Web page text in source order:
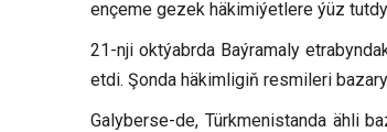
ençeme gezek häkimiýetlere ýüz
21-nji oktýabrda Baýramaly
etdi. Şonda häkimligiň resmileri
Galyberse-de, Türkmenistanda ähli